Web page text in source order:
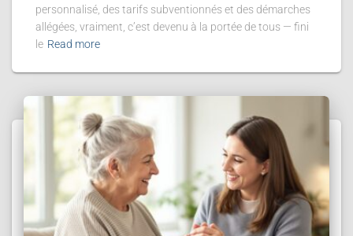
personnalisé, des tarifs subventionnés et des démarches
allégées, vraiment, c’est devenu à la portée de tous — fini
le Read more